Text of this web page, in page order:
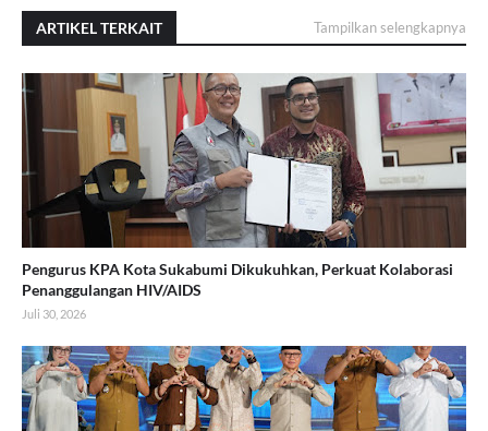
ARTIKEL TERKAIT Tampilkan selengkapnya
Pengurus KPA Kota Sukabumi Dikukuhkan, Perkuat Kolaborasi
Penanggulangan HIV/AIDS
Juli 30, 2026